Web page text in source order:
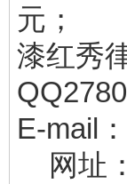
元；
漆红秀
E-mail
网址